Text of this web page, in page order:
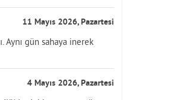
11 Mayıs 2026, Pazartesi
Aynı gün sahaya inerek
4 Mayıs 2026, Pazartesi